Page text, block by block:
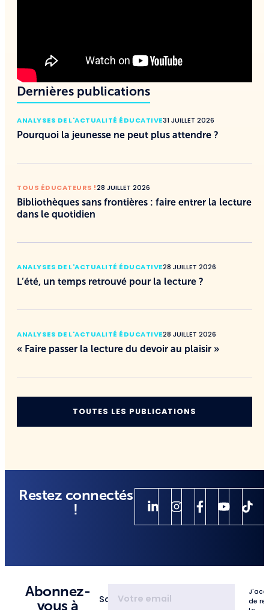
Dernières publications
ANALYSES DE L'ACTUALITÉ ÉDUCATIVE31 JUILLET 2026
Pourquoi la jeunesse ne peut plus attendre ?
TOUS ÉDUCATEURS !28 JUILLET 2026
Bibliothèques sans frontières : faire entrer la lecture
dans le quotidien
ANALYSES DE L'ACTUALITÉ ÉDUCATIVE28 JUILLET 2026
L’été, un temps retrouvé pour la lecture ?
ANALYSES DE L'ACTUALITÉ ÉDUCATIVE28 JUILLET 2026
« Faire passer la lecture du devoir au plaisir »
TOUTES LES PUBLICATIONS
Restez connectés
!
Abonnez-
vous à
Saisissez
de